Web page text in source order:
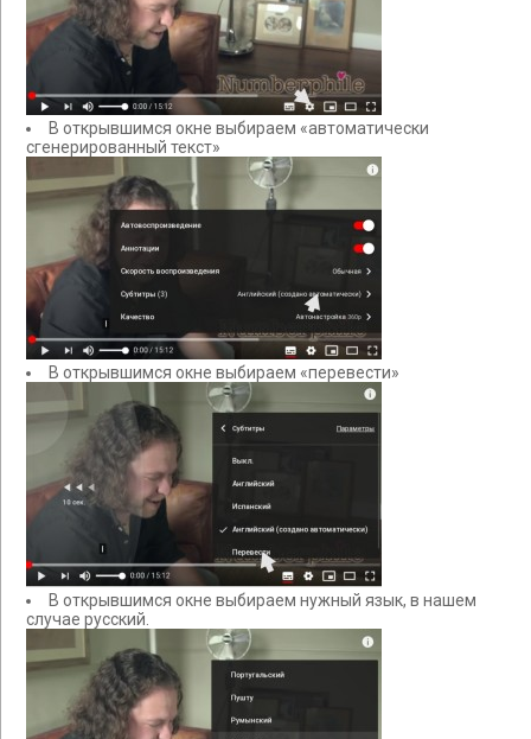
В открывшимся окне выбираем «автоматически
сгенерированный текст»
В открывшимся окне выбираем «перевести»
В открывшимся окне выбираем нужный язык, в нашем
случае русский.